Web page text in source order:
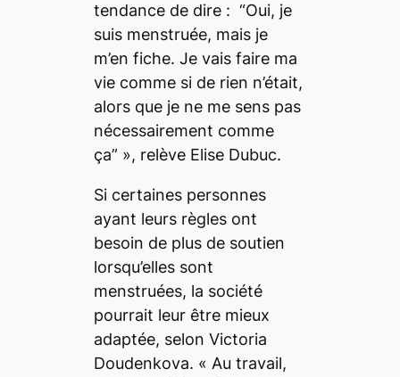
tendance de dire : “Oui, je
suis menstruée, mais je
m’en fiche. Je vais faire ma
vie comme si de rien n’était,
alors que je ne me sens pas
nécessairement comme
ça” », relève Elise Dubuc.
Si certaines personnes
ayant leurs règles ont
besoin de plus de soutien
lorsqu’elles sont
menstruées, la société
pourrait leur être mieux
adaptée, selon Victoria
Doudenkova. « Au travail,